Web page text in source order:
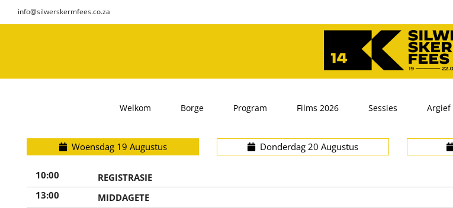
to
info@silwerskermfees.co.za
Welkom Borge Program Films 2026 Sessies Argief
Woensdag 19 Augustus Donderdag 20 Augustus
10:00 REGISTRASIE
13:00
MIDDAGETE